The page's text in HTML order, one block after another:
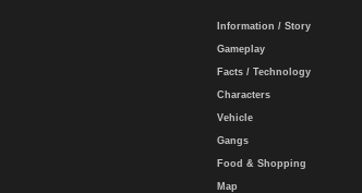
Information / Story
Gameplay
Facts / Technology
Characters
Vehicle
Gangs
Food & Shopping
Map